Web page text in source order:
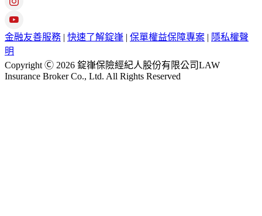
金融友善服務 | 快速了解錠嵂 | 保單權益保障專案 | 隱私權聲
明
Copyright Ⓒ 2026 錠嵂保險經紀人股份有限公司LAW
Insurance Broker Co., Ltd. All Rights Reserved